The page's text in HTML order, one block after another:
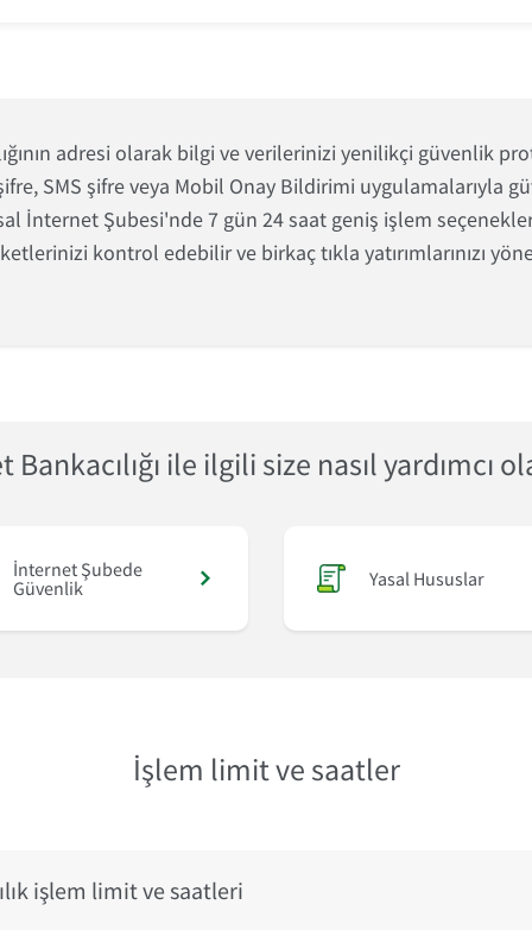
adresi olarak bilgi ve verilerinizi yenilikçi güvenlik
SMS şifre veya Mobil Onay Bildirimi uygulamalarıyla
İnternet Şubesi'nde 7 gün 24 saat geniş işlem
kontrol edebilir ve birkaç tıkla yatırımlarınızı
ile ilgili size nasıl yardımcı
İnternet Şubede
Güvenlik
Yasal Hususlar
İşlem limit ve saatler
işlem limit ve saatleri